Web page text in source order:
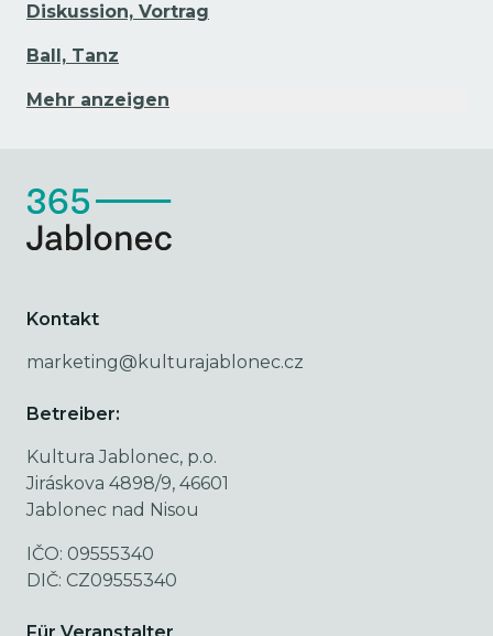
Diskussion, Vortrag
Ball, Tanz
Mehr anzeigen
Kontakt
marketing@kulturajablonec.cz
Betreiber:
Kultura Jablonec, p.o.
Jiráskova 4898/9, 46601
Jablonec nad Nisou
IČO: 09555340
DIČ: CZ09555340